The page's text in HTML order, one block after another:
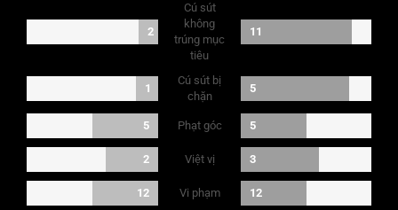
2
Cú sút
không
trúng mục
tiêu
11
1
Cú sút bị
chặn
5
5 Phạt góc 5
2 Việt vị 3
12 Vi phạm 12